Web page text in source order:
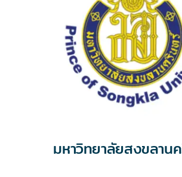
มหาวิทยาลัยสงขลาน